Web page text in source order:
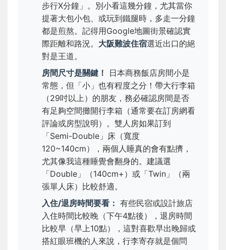
步行X分鐘」。別小看這幾分鐘，尤其當你
提著大包小包、或玩到鐵腿時，多走一分鐘
都是煎熬。記得用Google地圖街景確認實
際距離和路況。 大阪難波住宿選近出口的絕
對是王道。
房間尺寸是關鍵！
日本商務飯店房間小是
常態，但「小」也有程度之分！帶大行李箱
（29吋以上）的朋友，務必確認房間是否
有足夠空間攤開行李箱（通常要在訂房網看
評論或房型說明）。雙人房如果訂到
「Semi-Double」床（寬度
120~140cm），兩個人睡真的會有點擠，
尤其像我這種睡覺會翻身的。建議選
「Double」（140cm+）或「Twin」（兩
張單人床）比較舒適。
入住/退房時間要看： 有些民宿或設計旅店
入住時間比較晚（下午4點後），退房時間
比較早（早上10點），這對喜歡早出晚歸或
搭紅眼班機的人來說，行李寄存就是個問